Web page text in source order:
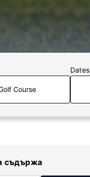
Dates
съдържа